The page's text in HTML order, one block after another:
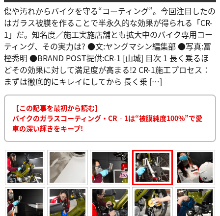
傷や汚れからバイクを守る“コーティング”。今回注目したの
はガラス被膜を作ることで半永久的な効果が得られる「CR-
1」だ。知名度／施工実施店舗とも拡大中のバイク専用コー
ティング、その実力は? ●文:ヤングマシン編集部 ●写真:冨
樫秀明 ●BRAND POST提供:CR-1 [山城] 目次 1 長く乗るほ
どその効果に対して満足度が高まる!2 CR-1施工プロセス：
まずは徹底的にキレイにしてから 長く乗 […]
【この記事を最初から読む】
バイクのガラスコーティング・CR‐1は“被膜純度100%”で愛
車の深い輝きをキープ!